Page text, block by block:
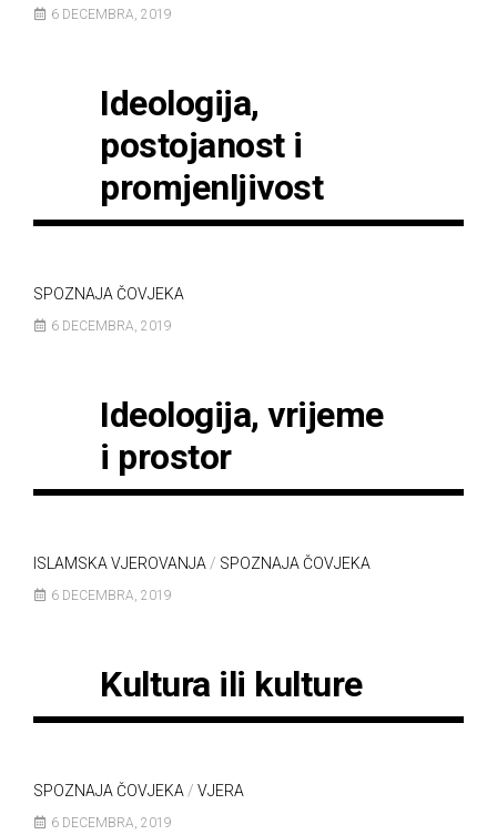
6 DECEMBRA, 2019
Ideologija,
postojanost i
promjenljivost
SPOZNAJA ČOVJEKA
6 DECEMBRA, 2019
Ideologija, vrijeme
i prostor
ISLAMSKA VJEROVANJA / SPOZNAJA ČOVJEKA
6 DECEMBRA, 2019
Kultura ili kulture
SPOZNAJA ČOVJEKA / VJERA
6 DECEMBRA, 2019